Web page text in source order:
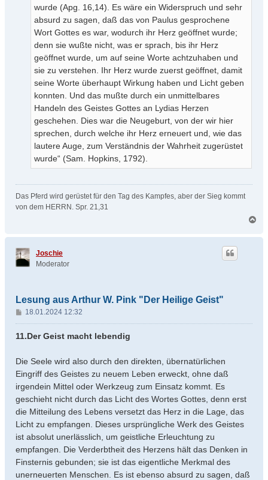
wurde (Apg. 16,14). Es wäre ein Widerspruch und sehr
absurd zu sagen, daß das von Paulus gesprochene
Wort Gottes es war, wodurch ihr Herz geöffnet wurde;
denn sie wußte nicht, was er sprach, bis ihr Herz
geöffnet wurde, um auf seine Worte achtzuhaben und
sie zu verstehen. Ihr Herz wurde zuerst geöffnet, damit
seine Worte überhaupt Wirkung haben und Licht geben
konnten. Und das mußte durch ein unmittelbares
Handeln des Geistes Gottes an Lydias Herzen
geschehen. Dies war die Neugeburt, von der wir hier
sprechen, durch welche ihr Herz erneuert und, wie das
lautere Auge, zum Verständnis der Wahrheit zugerüstet
wurde“ (Sam. Hopkins, 1792).
Das Pferd wird gerüstet für den Tag des Kampfes, aber der Sieg kommt
von dem HERRN. Spr. 21,31
c
Joschie
Moderator
Lesung aus Arthur W. Pink "Der Heilige Geist"
B
e
i
a
g
18.01.2024 12:32
11.Der Geist macht lebendig
Die Seele wird also durch den direkten, übernatürlichen
Eingriff des Geistes zu neuem Leben erweckt, ohne daß
irgendein Mittel oder Werkzeug zum Einsatz kommt. Es
geschieht nicht durch das Licht des Wortes Gottes, denn erst
die Mitteilung des Lebens versetzt das Herz in die Lage, das
Licht zu empfangen. Dieses ursprüngliche Werk des Geistes
ist absolut unerlässlich, um geistliche Erleuchtung zu
empfangen. Die Verderbtheit des Herzens hält das Denken in
Finsternis gebunden; sie ist das eigentliche Merkmal des
unerneuerten Menschen. Es ist ebenso absurd zu sagen, daß